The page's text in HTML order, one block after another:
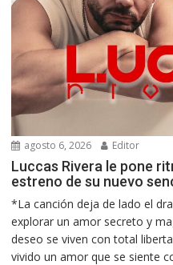
agosto 6, 2026 Editor
Luccas Rivera le pone
estreno de su nuevo
*La canción deja de lado el
explorar un amor secreto y
deseo se viven con total
vivido un amor que se siente